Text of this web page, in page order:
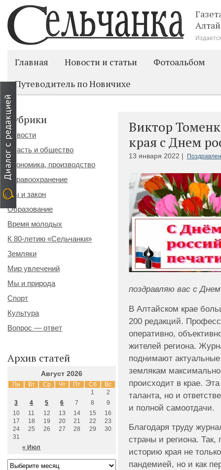
Главная Новости и статьи
Фотоальбом
Путеводитель по Новичихе
Виктор
края с Днем
13 января 2022 |
поздравляю вас с
В Алтайском крае
200 редакций.
оперативно,
жителей региона.
поднимают
землякам
происходит в крае.
таланта, но и
и полной самоотдачи.
Благодаря труду
страны и региона.
историю края не
пандемией, но и как
Рубрики
Новости
Власть и общество
Экономика, производство
Здравоохранение
Мы и закон
Образование
Время молодых
К 80-летию «Сельчанки»
Земляки
Мир увлечений
Мы и природа
Спорт
Культура
Вопрос — ответ
Архив статей
Август 2026
Пн Вт Ср Чт Пт Сб Вс
« Июл
1
2
3
4 5 6 7 8
9
10
11 12 13 14 15
16
17
18 19 20 21 22
23
24
25 26 27 28 29
30
31